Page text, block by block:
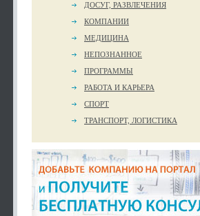
ДОСУГ, РАЗВЛЕЧЕНИЯ
КОМПАНИИ
МЕДИЦИНА
НЕПОЗНАННОЕ
ПРОГРАММЫ
РАБОТА И КАРЬЕРА
СПОРТ
ТРАНСПОРТ, ЛОГИСТИКА